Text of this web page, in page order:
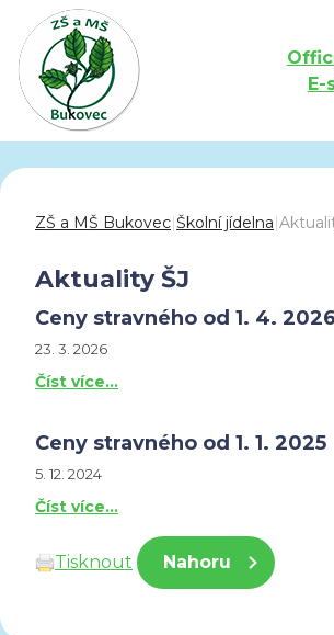
E-
ZŠ a MŠ Bukovec|Školní jídelna|
Aktuality ŠJ
Ceny stravného od 1. 4. 2026
23. 3. 2026
Číst více…
Ceny stravného od 1. 1. 2025
5. 12. 2024
Číst více…
Tisknout Nahoru